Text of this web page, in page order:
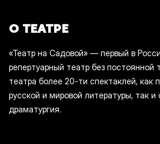
О ТЕАТРЕ
«Театр на Садовой» — первый в
репертуарный театр без постоянной
театра более 20-ти спектаклей, как
русской и мировой литературы, так и
драматургия.